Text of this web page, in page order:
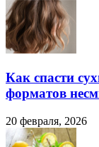
Как спасти
форматов
20 февраля, 2026